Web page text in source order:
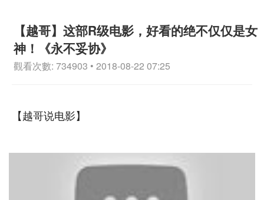
【越哥】这部R级电影，好看的绝不仅仅是女
神！《永不妥协》
觀看次數: 734903 • 2018-08-22 07:25
【越哥说电影】